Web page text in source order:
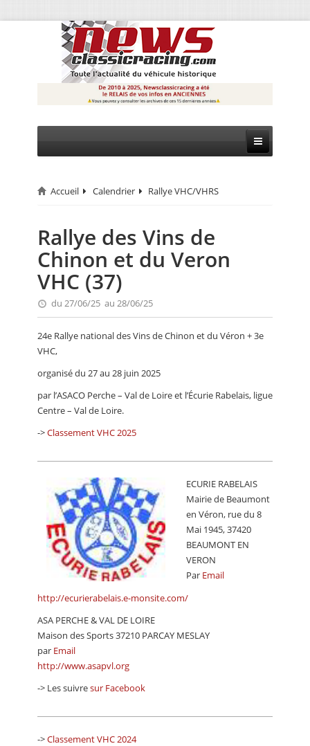
CIRCUIT
RALLYE
MONTAGNE
EVÈNEMENTS
CALENDRIER
FOCUS
VIDEO
ANNUAIRES
PETITES ANNONCES
Accueil Calendrier Rallye VHC/VHRS
Rallye des Vins de
Chinon et du Veron
VHC (37)
du 27/06/25 au 28/06/25
24e Rallye national des Vins de Chinon et du Véron + 3e
VHC,
organisé du 27 au 28 juin 2025
par l’ASACO Perche – Val de Loire et l’Écurie Rabelais, ligue
Centre – Val de Loire.
->Classement VHC 2025
ECURIE RABELAIS
Mairie de Beaumont
en Véron, rue du 8
Mai 1945, 37420
BEAUMONT EN
VERON
Par Email
http://ecurierabelais.e-monsite.com/
ASA PERCHE & VAL DE LOIRE
Maison des Sports 37210 PARCAY MESLAY
par Email
http://www.asapvl.org
-> Les suivresur Facebook
->Classement VHC 2024